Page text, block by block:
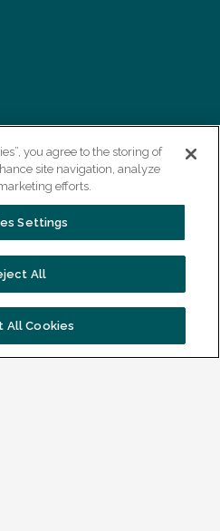
you agree to the storing of
site navigation, analyze
efforts.
Settings
All
All Cookies